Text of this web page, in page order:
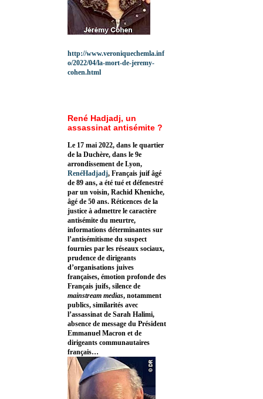
http://www.veroniquechemla.inf
o/2022/04/la-mort-de-jeremy-
cohen.html
René Hadjadj, un
assassinat antisémite ?
Le 17 mai 2022, dans le quartier
de la Duchère, dans le 9e
arrondissement de Lyon,
RenéHadjadj, Français juif âgé
de 89 ans, a été tué et défenestré
par un voisin, Rachid Kheniche,
âgé de 50 ans. Réticences de la
justice à admettre le caractère
antisémite du meurtre,
informations déterminantes sur
l’antisémitisme du suspect
fournies par les réseaux sociaux,
prudence de dirigeants
d’organisations juives
françaises, émotion profonde des
Français juifs, silence de
mainstream medias, notamment
publics, similarités avec
l’assassinat de Sarah Halimi,
absence de message du Président
Emmanuel Macron et de
dirigeants communautaires
français…